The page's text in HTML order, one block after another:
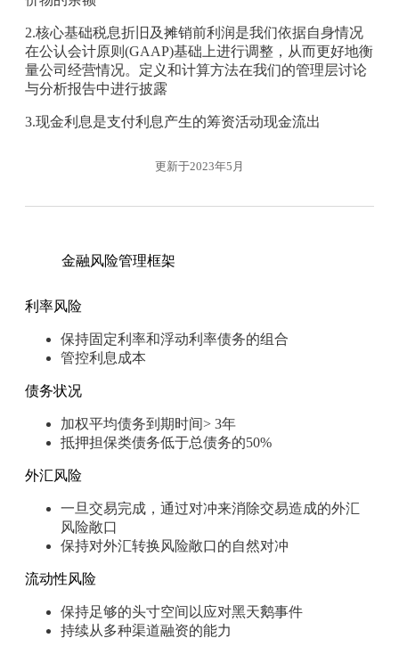
2.核心基础税息折旧及摊销前利润是我们依据自身情况
在公认会计原则(GAAP)基础上进行调整，从而更好地衡
量公司经营情况。定义和计算方法在我们的管理层讨论
与分析报告中进行披露
3.现金利息是支付利息产生的筹资活动现金流出
更新于2023年5月
金融风险管理框架
利率风险
保持固定利率和浮动利率债务的组合
管控利息成本
债务状况
加权平均债务到期时间> 3年
抵押担保类债务低于总债务的50%
外汇风险
一旦交易完成，通过对冲来消除交易造成的外汇
风险敞口
保持对外汇转换风险敞口的自然对冲
流动性风险
保持足够的头寸空间以应对黑天鹅事件
持续从多种渠道融资的能力